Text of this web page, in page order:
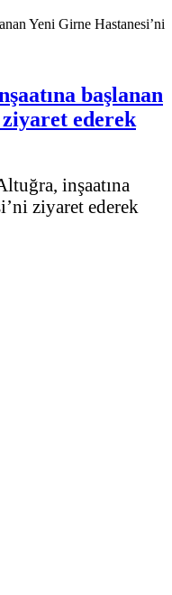
başlanan
ederek
inşaatına
ziyaret ederek